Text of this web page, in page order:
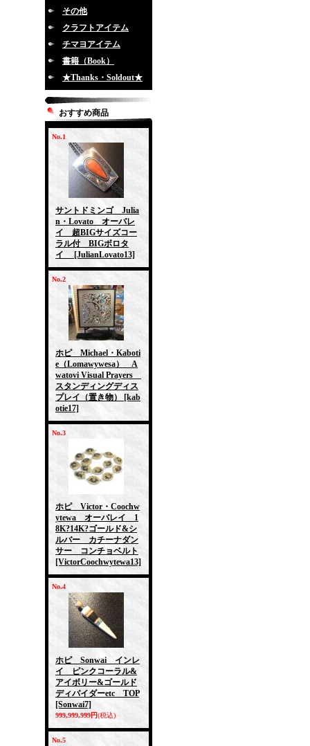
その他
クラフトアイテム
チマヨアイテム
書籍（Book）
★Thanks・Soldout★
おすすめ商品
No.1
サントドミンゴ Julia
n・Lovato オーバレ
イ 超BIGサイズコー
ラル付 BIGボロタ
イ
[JulianLovato13]
No.2
ホピ Michael・Kaboti
e（Lomawywesa） A
watovi Visual Prayers
スタンディングディス
プレイ（置き物）
[kab
otie17]
No.3
ホピ Victor・Coochw
ytewa オーバレイ 1
8K?14K?ゴールド&シ
ルバー カチーナダン
サー コンチョベルト
[VictorCoochwytewa13]
No.4
ホピ Sonwai インレ
イ ピンクコーラル&
アイボリー&ゴールド
ディバイダーetc TOP
[Sonwai7]
999,999,999円(税込)
No.5